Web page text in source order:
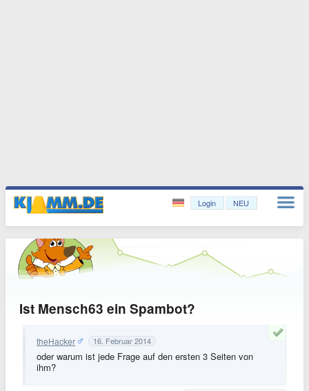
Login NEU
Ist Mensch63 ein Spambot?
theHacker 16. Februar 2014
oder warum ist jede Frage auf den ersten 3 Seiten von
ihm?